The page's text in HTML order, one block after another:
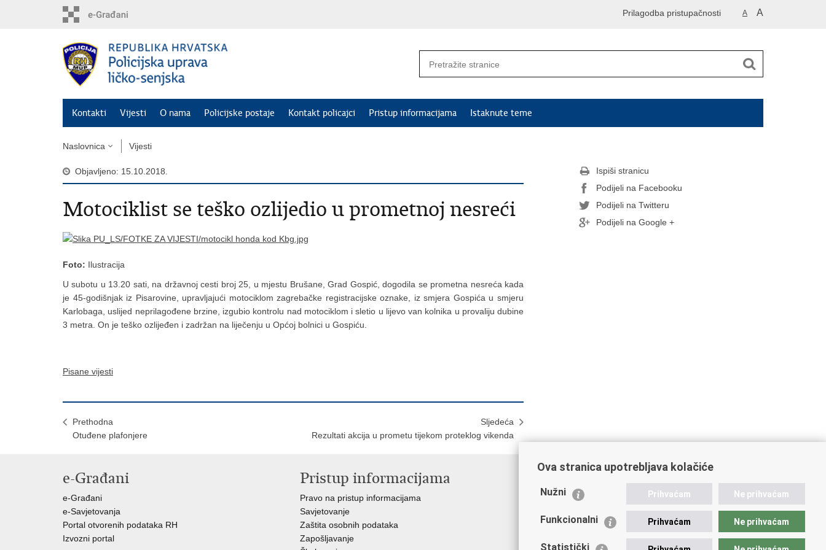
A A
Prilagodba pristupačnosti
Kontakti Vijesti O nama Policijske postaje Kontakt policajci Pristup informacijama Istaknute teme
Naslovnica Vijesti
Objavljeno: 15.10.2018.
Motociklist se teško ozlijedio u prometnoj nesreći
Foto: Ilustracija
U subotu u 13.20 sati, na državnoj cesti broj 25, u mjestu Brušane, Grad Gospić, dogodila se prometna nesreća kada
je 45-godišnjak iz Pisarovine, upravljajući motociklom zagrebačke registracijske oznake, iz smjera Gospića u smjeru
Karlobaga, uslijed neprilagođene brzine, izgubio kontrolu nad motociklom i sletio u lijevo van kolnika u provaliju dubine
3 metra. On je teško ozlijeđen i zadržan na liječenju u Općoj bolnici u Gospiću.
Pisane vijesti
Prethodna
Otuđene plafonjere
Sljedeća
Rezultati akcija u prometu tijekom proteklog vikenda
Ispiši stranicu
Podijeli na Facebooku
Podijeli na Twitteru
Podijeli na Google +
e-Građani
e-Građani
e-Savjetovanja
Portal otvorenih podataka RH
Izvozni portal
Pristup informacijama
Pravo na pristup informacijama
Savjetovanje
Zaštita osobnih podataka
Zapošljavanje
Važne poveznice
Ministarstvo unutarnjih poslova
Udruge
Ova stranica upotrebljava kolačiće
Nužni Prihvaćam Ne prihvaćam
Funkcionalni Prihvaćam Ne prihvaćam
Statistički